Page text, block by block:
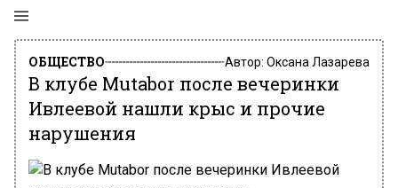
ОБЩЕСТВО Автор: Оксана Лазарева
В клубе Mutabor после вечеринки
Ивлеевой нашли крыс и прочие
нарушения